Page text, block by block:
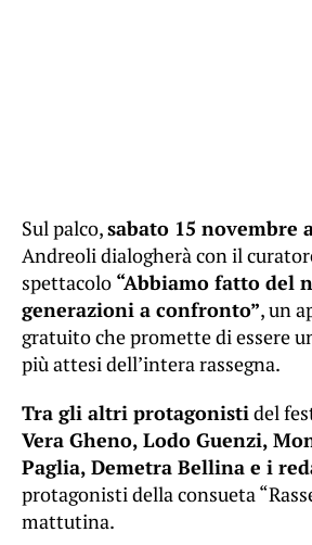
Sul palco,sabato 15 novembre
Andreoli dialogherà con il
spettacolo “Abbiamo fatto del
generazioni a confronto”, un
gratuito che promette di essere
più attesi dell’intera rassegna.
Tra gli altri protagonistidel
Vera Gheno, Lodo Guenzi,
Paglia, Demetra Bellina e i
protagonisti della consueta
mattutina.